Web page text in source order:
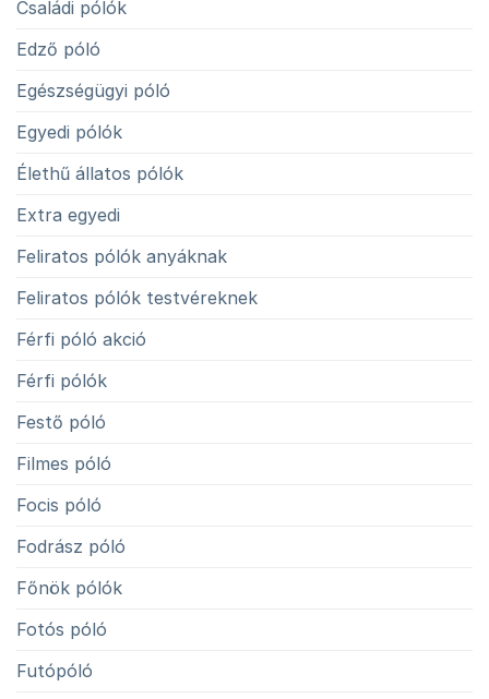
Családi pólók
Edző póló
Egészségügyi póló
Egyedi pólók
Élethű állatos pólók
Extra egyedi
Feliratos pólók anyáknak
Feliratos pólók testvéreknek
Férfi póló akció
Férfi pólók
Festő póló
Filmes póló
Focis póló
Fodrász póló
Főnök pólók
Fotós póló
Futópóló